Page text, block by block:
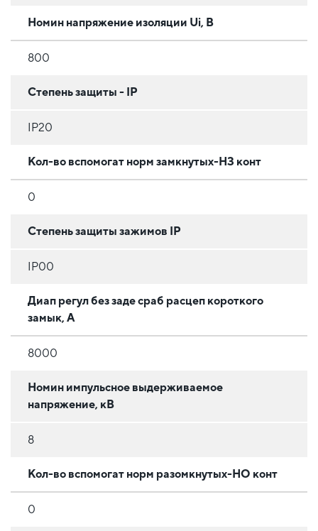
Номин напряжение изоляции Ui, В
800
Степень защиты - IP
IP20
Кол-во вспомогат норм замкнутых-НЗ конт
0
Степень защиты зажимов IP
IP00
Диап регул без заде сраб расцеп короткого
замык, А
8000
Номин импульсное выдерживаемое
напряжение, кВ
8
Кол-во вспомогат норм разомкнутых-НО конт
0